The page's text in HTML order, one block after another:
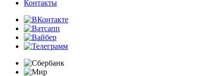
Контакты